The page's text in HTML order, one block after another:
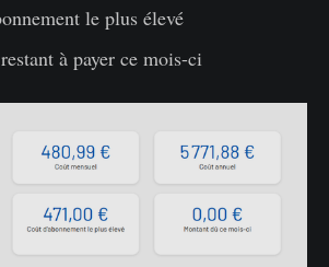
le plus élevé
à payer ce mois-ci